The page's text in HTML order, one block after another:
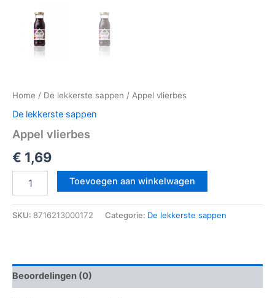
Home / De lekkerste sappen / Appel vlierbes
De lekkerste sappen
Appel vlierbes
€ 1,69
Toevoegen aan winkelwagen
SKU: 8716213000172 Categorie: De lekkerste sappen
Beoordelingen (0)